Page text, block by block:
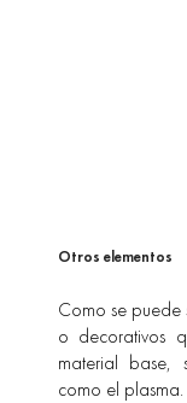
Como se puede
o decorativos
material base,
como el plasma.
Otros elementos